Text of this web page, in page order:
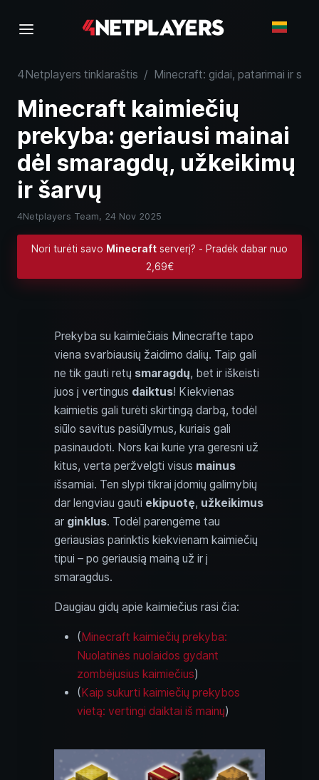
4Netplayers tinklaraštis / Minecraft: gidai, patarimai ir
Minecraft kaimiečių
prekyba: geriausi mainai
dėl smaragdų, užkeikimų
ir šarvų
4Netplayers Team, 24 Nov 2025
Nori turėti savo Minecraft serverį? - Pradėk dabar nuo
2,69€
Prekyba su kaimiečiais Minecrafte tapo
viena svarbiausių žaidimo dalių. Taip gali
ne tik gauti retų smaragdų, bet ir iškeisti
juos į vertingus daiktus! Kiekvienas
kaimietis gali turėti skirtingą darbą, todėl
siūlo savitus pasiūlymus, kuriais gali
pasinaudoti. Nors kai kurie yra geresni už
kitus, verta peržvelgti visus mainus
išsamiai. Ten slypi tikrai įdomių galimybių
dar lengviau gauti ekipuotę, užkeikimus
ar ginklus. Todėl parengėme tau
geriausias parinktis kiekvienam kaimiečių
tipui – po geriausią mainą už ir į
smaragdus.
Daugiau gidų apie kaimiečius rasi čia:
( Minecraft kaimiečių prekyba:
Nuolatinės nuolaidos gydant
zombėjusius kaimiečius)
( Kaip sukurti kaimiečių prekybos
vietą: vertingi daiktai iš mainų)